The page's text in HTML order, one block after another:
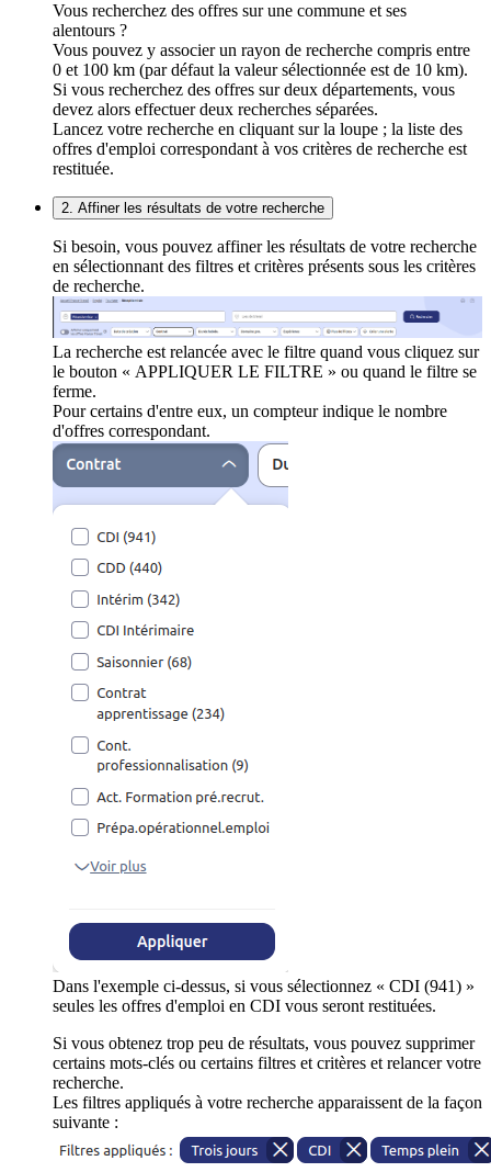
Vous recherchez des offres sur une commune et ses
alentours ?
Vous pouvez y associer un rayon de recherche compris entre
0 et 100 km (par défaut la valeur sélectionnée est de 10 km).
Si vous recherchez des offres sur deux départements, vous
devez alors effectuer deux recherches séparées.
Lancez votre recherche en cliquant sur la loupe ; la liste des
offres d'emploi correspondant à vos critères de recherche est
restituée.
2. Affiner les résultats de votre recherche
Si besoin, vous pouvez affiner les résultats de votre recherche
en sélectionnant des filtres et critères présents sous les critères
de recherche.
La recherche est relancée avec le filtre quand vous cliquez sur
le bouton « APPLIQUER LE FILTRE » ou quand le filtre se
ferme.
Pour certains d'entre eux, un compteur indique le nombre
d'offres correspondant.
Dans l'exemple ci-dessus, si vous sélectionnez « CDI (941) »
seules les offres d'emploi en CDI vous seront restituées.
Si vous obtenez trop peu de résultats, vous pouvez supprimer
certains mots-clés ou certains filtres et critères et relancer votre
recherche.
Les filtres appliqués à votre recherche apparaissent de la façon
suivante :